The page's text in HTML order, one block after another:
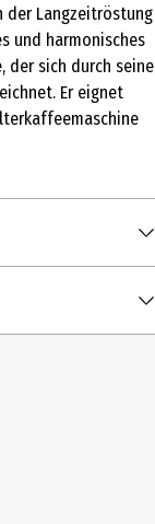
der Langzeitröstung
und harmonisches
der sich durch seine
Er eignet